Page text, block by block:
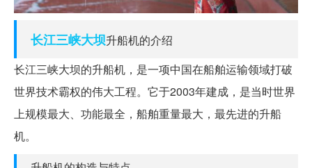
长江三峡大坝升船机的介绍
长江三峡大坝的升船机，是一项中国在船舶运输领域打破
世界技术霸权的伟大工程。它于2003年建成，是当时世界
上规模最大、功能最全，船舶重量最大，最先进的升船
机。